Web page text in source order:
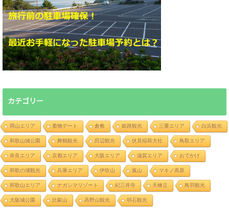
カテゴリー
岡山エリア 着物デート 倉敷 姫路観光 三重エリア 白浜観光
和歌山城公園 舞鶴観光 田辺観光 伏見稲荷大社 鳥取エリア
奈良エリア 京都エリア 大阪エリア 滋賀エリア おでかけ
和歌の浦観光 兵庫エリア 伊吹山 嵐山 マキノ高原
和歌山エリア ナガシマリゾート 紀三井寺 天橋立 鳥羽観光
大阪城公園 比叡山 高野山観光 明石観光